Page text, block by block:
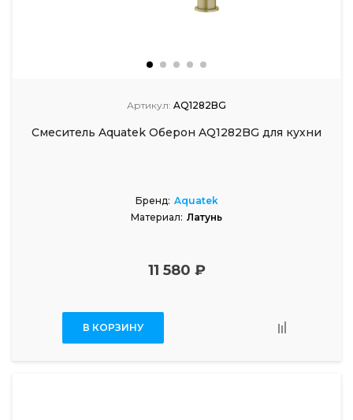
Артикул: AQ1282BG
Смеситель Aquatek Оберон AQ1282BG для кухни
Бренд: Aquatek
Материал: Латунь
11 580 ₽
В КОРЗИНУ